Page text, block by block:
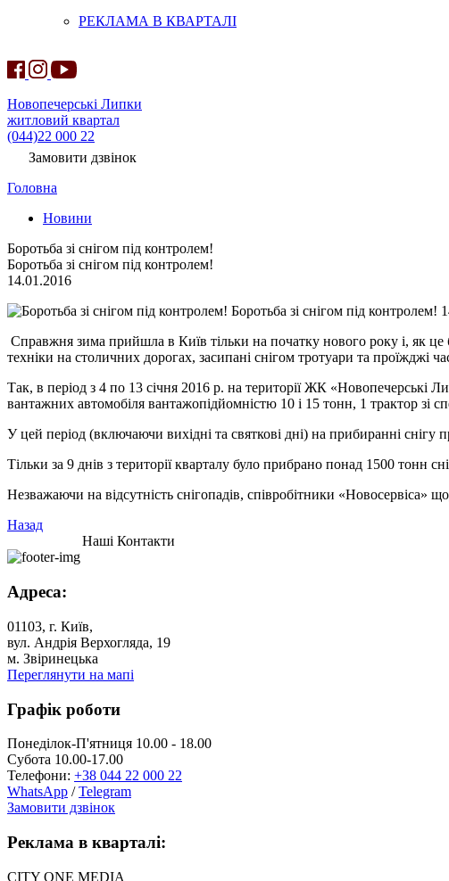
РЕКЛАМА В КВАРТАЛІ
Новопечерські Липки
житловий квартал
(044)22 000 22
Замовити дзвінок
Головна
Новини
Боротьба зі снігом під контролем!
Боротьба зі снігом під контролем!
14.01.2016
Боротьба зі снігом під контролем!
Справжня зима прийшла в Київ тільки на початку нового року і, як це
техніки на столичних дорогах, засипані снігом тротуари та
Так, в період з 4 по 13 січня 2016 р. на території ЖК «Новопечерські
вантажних автомобіля вантажопідйомністю 10 і 15 тонн, 1 трактор зі
У цей період (включаючи вихідні та святкові дні) на прибиранні
Тільки за 9 днів з території кварталу було прибрано понад 1500 тонн
Незважаючи на відсутність снігопадів, співробітники
Назад
Наші Контакти
Адреса:
01103, г. Київ,
вул. Андрія Верхогляда, 19
м. Звіринецька
Переглянути на мапі
Графік роботи
Понеділок-П'ятниця 10.00 - 18.00
Субота 10.00-17.00
Телефони: +38 044 22 000 22
WhatsApp /Telegram
Замовити дзвінок
Реклама в кварталі:
CITY ONE MEDIA